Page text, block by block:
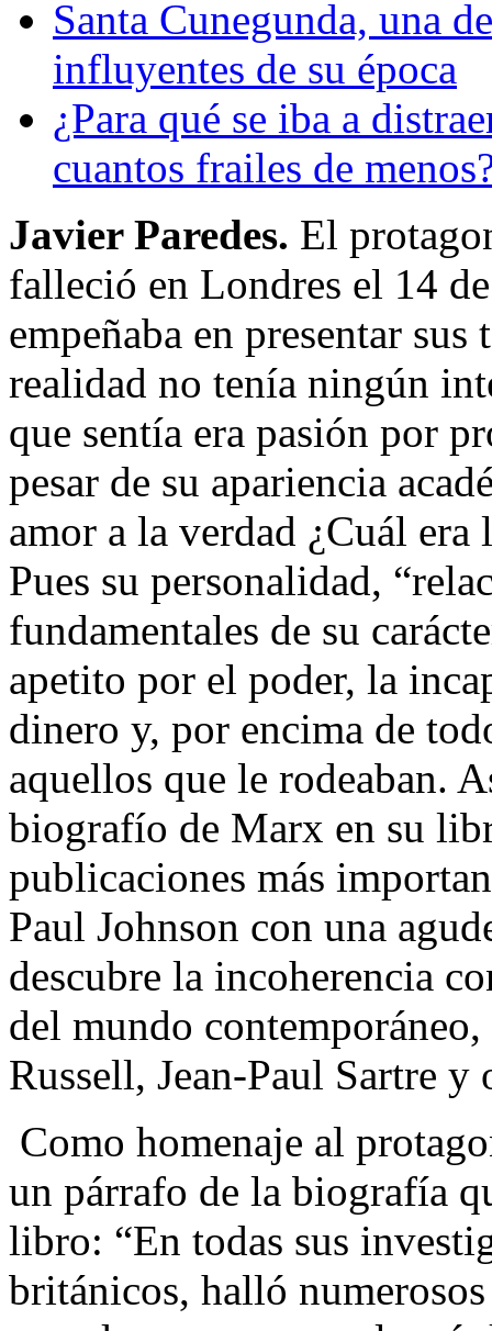
Santa Cunegunda, una
influyentes de su época
¿Para qué se iba a
cuantos frailes de
Javier Paredes. El
falleció en Londres el 14
empeñaba en presentar
realidad no tenía ningún
que sentía era pasión por
pesar de su apariencia
amor a la verdad ¿Cuál
Pues su personalidad,
fundamentales de su
apetito por el poder, la
dinero y, por encima de
aquellos que le rodeaban.
biografío de Marx en su
publicaciones más
Paul Johnson con una
descubre la incoherencia
del mundo
Russell, Jean-Paul Sartre y
Como homenaje al
un párrafo de la biografía
libro: “En todas sus
británicos, halló